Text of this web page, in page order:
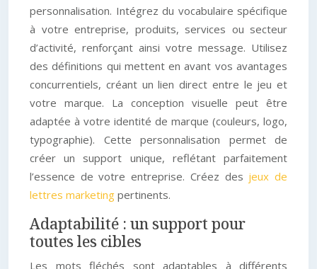
personnalisation. Intégrez du vocabulaire spécifique
à votre entreprise, produits, services ou secteur
d’activité, renforçant ainsi votre message. Utilisez
des définitions qui mettent en avant vos avantages
concurrentiels, créant un lien direct entre le jeu et
votre marque. La conception visuelle peut être
adaptée à votre identité de marque (couleurs, logo,
typographie). Cette personnalisation permet de
créer un support unique, reflétant parfaitement
l’essence de votre entreprise. Créez des jeux de
lettres marketing pertinents.
Adaptabilité : un support pour
toutes les cibles
Les mots fléchés sont adaptables à différents